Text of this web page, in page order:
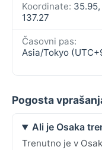
Koordinate: 35.95,
137.27
Časovni pas:
Asia/Tokyo
Pogosta
Ali je Osaka
Trenutno je v